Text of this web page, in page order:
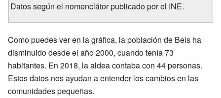
Datos según el nomenclátor publicado por el INE.
Como puedes ver en la gráfica, la población de Beis ha
disminuido desde el año 2000, cuando tenía 73
habitantes. En 2018, la aldea contaba con 44 personas.
Estos datos nos ayudan a entender los cambios en las
comunidades pequeñas.